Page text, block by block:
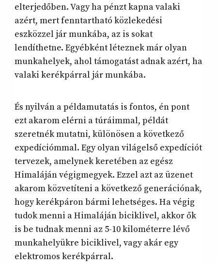
elterjedőben. Vagy ha pénzt kapna valaki
azért, mert fenntartható közlekedési
eszközzel jár munkába, az is sokat
lendíthetne. Egyébként léteznek már olyan
munkahelyek, ahol támogatást adnak azért, ha
valaki kerékpárral jár munkába.
És nyilván a példamutatás is fontos, én pont
ezt akarom elérni a túráimmal, példát
szeretnék mutatni, különösen a következő
expedíciómmal. Egy olyan világelső expedíciót
tervezek, amelynek keretében az egész
Himaláján végigmegyek. Ezzel azt az üzenet
akarom közvetíteni a következő generációnak,
hogy kerékpáron bármi lehetséges. Ha végig
tudok menni a Himaláján biciklivel, akkor ők
is be tudnak menni az 5-10 kilométerre lévő
munkahelyükre biciklivel, vagy akár egy
elektromos kerékpárral.